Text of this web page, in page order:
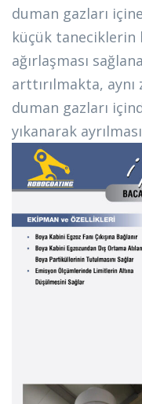
duman gazları
küçük taneciklerin
ağırlaşması
arttırılmakta,
duman gazları
yıkanarak